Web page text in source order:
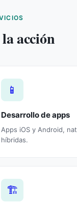
acción
📱
Desarrollo de apps
Apps iOS y Android,
híbridas.
🏗️